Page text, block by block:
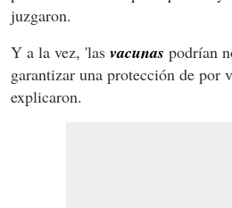
juzgaron.
Y a la vez, 'las vacunas podrían
garantizar una protección de por
explicaron.